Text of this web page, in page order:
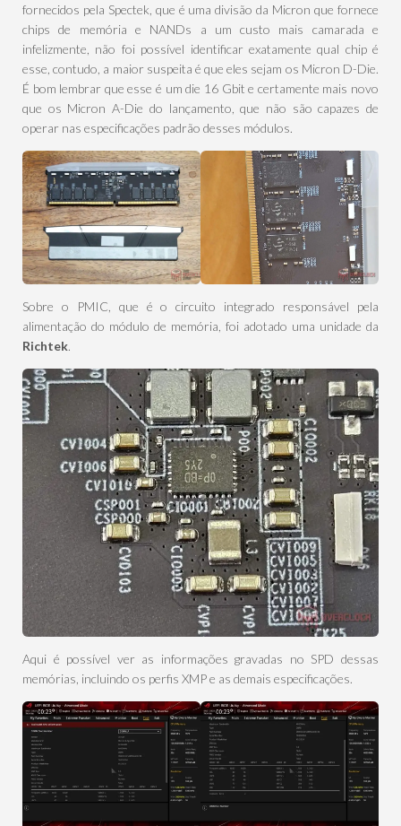
fornecidos pela Spectek, que é uma divisão da Micron que fornece
chips de memória e NANDs a um custo mais camarada e
infelizmente, não foi possível identificar exatamente qual chip é
esse, contudo, a maior suspeita é que eles sejam os Micron D-Die.
É bom lembrar que esse é um die 16 Gbit e certamente mais novo
que os Micron A-Die do lançamento, que não são capazes de
operar nas especificações padrão desses módulos.
Sobre o PMIC, que é o circuito integrado responsável pela
alimentação do módulo de memória, foi adotado uma unidade da
Richtek.
Aqui é possível ver as informações gravadas no SPD dessas
memórias, incluindo os perfis XMP e as demais especificações.